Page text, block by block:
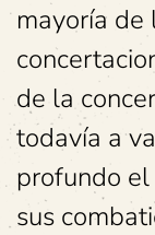
mayoría de
de la
todavía a
profundo
sus